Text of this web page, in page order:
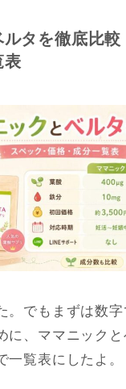
タを徹底比較
表
。でもまずは数
に、ママニック
一覧表にしたよ。